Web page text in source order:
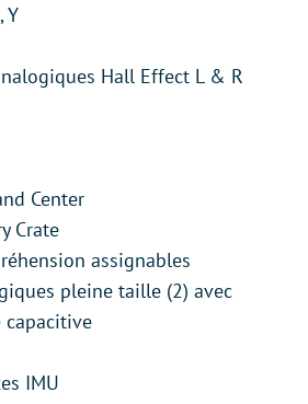
Y
Hall Effect L & R
Center
Crate
assignables
pleine taille (2) avec
IMU